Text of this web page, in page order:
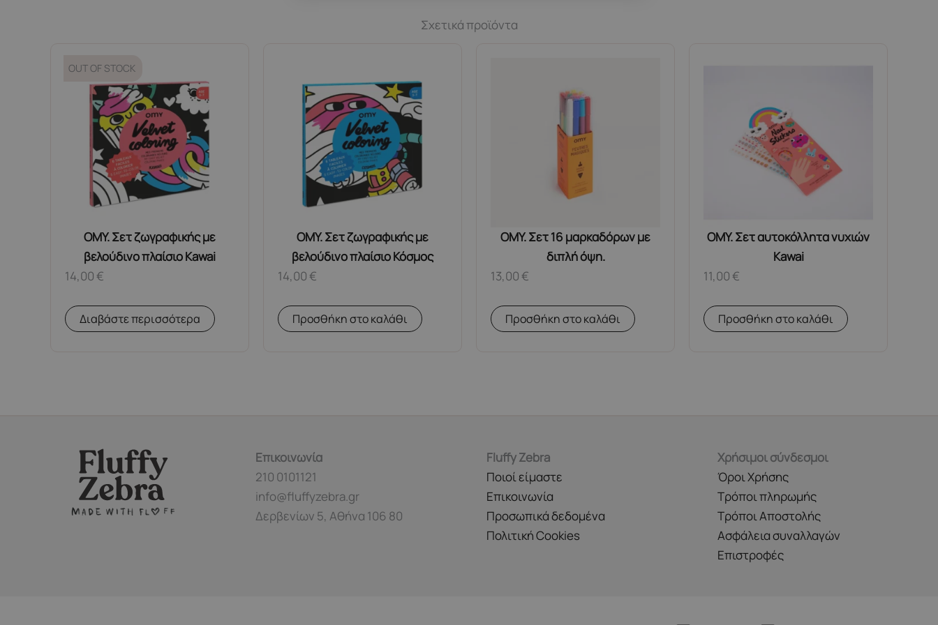
Σχετικά προϊόντα
OMY. Σετ ζωγραφικής με
βελούδινο πλαίσιο Kawai
OUT OF STOCK
14,00€
Διαβάστε περισσότερα
OMY. Σετ ζωγραφικής με
βελούδινο πλαίσιο Κόσμος
14,00€
Προσθήκη στο καλάθι
OMY. Σετ 16 μαρκαδόρων με
διπλή όψη.
13,00€
Προσθήκη στο καλάθι
OMY. Σετ αυτοκόλλητα νυχιών
Kawai
11,00€
Προσθήκη στο καλάθι
Επικοινωνία
210 0101121
info@fluffyzebra.gr
Δερβενίων 5, Αθήνα 106 80
Fluffy Zebra
Ποιοί είμαστε
Επικοινωνία
Προσωπικά δεδομένα
Πολιτική Cookies
Χρήσιμοι σύνδεσμοι
Όροι Χρήσης
Τρόποι πληρωμής
Τρόποι Αποστολής
Ασφάλεια συναλλαγών
Επιστροφές